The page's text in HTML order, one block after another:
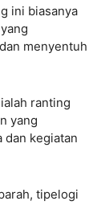
ini biasanya
menyentuh
ranting
yang
dan kegiatan
tipelogi